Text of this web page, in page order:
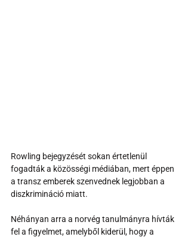
Rowling bejegyzését sokan értetlenül
fogadták a közösségi médiában, mert éppen
a transz emberek szenvednek legjobban a
diszkrimináció miatt.
Néhányan arra a norvég tanulmányra hívták
fel a figyelmet, amelyből kiderül, hogy a